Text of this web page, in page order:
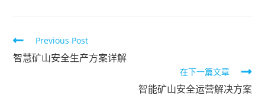
Previous Post
智慧矿山安全生产方案详解
在下一篇文章
智能矿山安全运营解决方案